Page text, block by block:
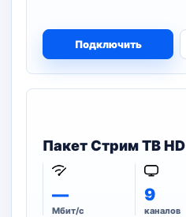
Подключить
Пакет Стрим ТВ HD
—
Мбит/с
9
каналов